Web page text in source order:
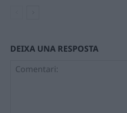
DEIXA UNA RESPOSTA